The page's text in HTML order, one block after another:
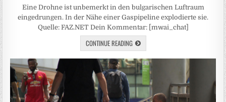
Eine Drohne ist unbemerkt in den bulgarischen Luftraum
eingedrungen. In der Nähe einer Gaspipeline explodierte sie.
Quelle: FAZ.NET Dein Kommentar: [mwai_chat]
CONTINUE READING